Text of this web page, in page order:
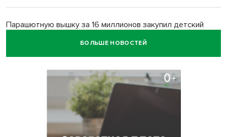
Парашютную вышку за 16 миллионов закупил детский
отдыха в Новосибирске
Глава сельсовета Игорь Конах утонул у острова в
Новосибирском водохранилище
БОЛЬШЕ НОВОСТЕЙ